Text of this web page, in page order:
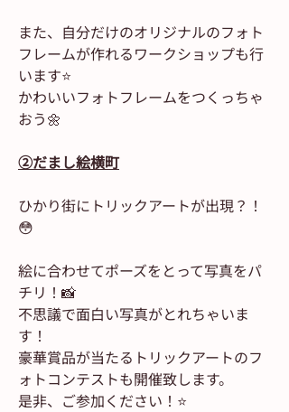
また、自分だけのオリジナルのフォト
フレームが作れるワークショップも行
います⭐️
かわいいフォトフレームをつくっちゃ
おう🌼
②だまし絵横町
ひかり街にトリックアートが出現？！
😳
絵に合わせてポーズをとって写真をパ
チリ！📸
不思議で面白い写真がとれちゃいま
す！
豪華賞品が当たるトリックアートのフ
ォトコンテストも開催致します。
是非、ご参加ください！⭐️